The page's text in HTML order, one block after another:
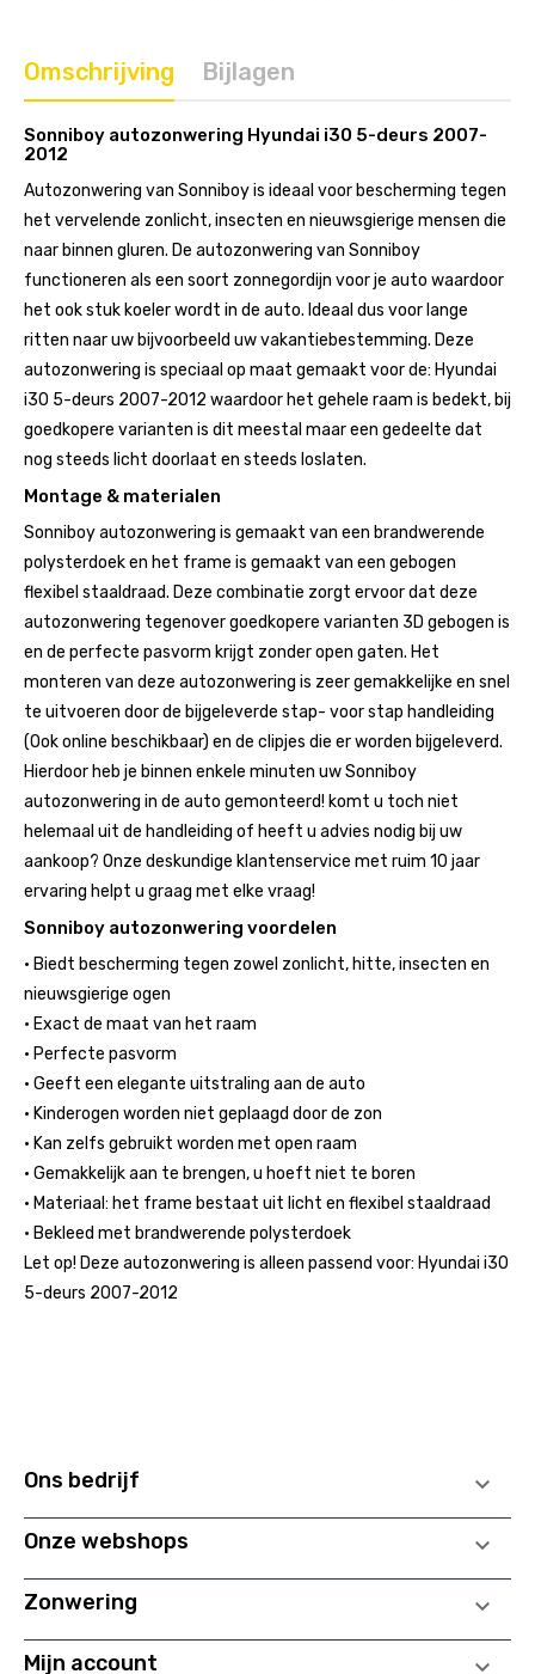
Omschrijving Bijlagen
Sonniboy autozonwering Hyundai i30 5-deurs 2007-
2012
Autozonwering van Sonniboy is ideaal voor bescherming tegen
het vervelende zonlicht, insecten en nieuwsgierige mensen die
naar binnen gluren. De autozonwering van Sonniboy
functioneren als een soort zonnegordijn voor je auto waardoor
het ook stuk koeler wordt in de auto. Ideaal dus voor lange
ritten naar uw bijvoorbeeld uw vakantiebestemming. Deze
autozonwering is speciaal op maat gemaakt voor de: Hyundai
i30 5-deurs 2007-2012 waardoor het gehele raam is bedekt, bij
goedkopere varianten is dit meestal maar een gedeelte dat
nog steeds licht doorlaat en steeds loslaten.
Montage & materialen
Sonniboy autozonwering is gemaakt van een brandwerende
polysterdoek en het frame is gemaakt van een gebogen
flexibel staaldraad. Deze combinatie zorgt ervoor dat deze
autozonwering tegenover goedkopere varianten 3D gebogen is
en de perfecte pasvorm krijgt zonder open gaten. Het
monteren van deze autozonwering is zeer gemakkelijke en snel
te uitvoeren door de bijgeleverde stap- voor stap handleiding
(Ook online beschikbaar) en de clipjes die er worden bijgeleverd.
Hierdoor heb je binnen enkele minuten uw Sonniboy
autozonwering in de auto gemonteerd! komt u toch niet
helemaal uit de handleiding of heeft u advies nodig bij uw
aankoop? Onze deskundige klantenservice met ruim 10 jaar
ervaring helpt u graag met elke vraag!
Sonniboy autozonwering voordelen
• Biedt bescherming tegen zowel zonlicht, hitte, insecten en
nieuwsgierige ogen
• Exact de maat van het raam
• Perfecte pasvorm
• Geeft een elegante uitstraling aan de auto
• Kinderogen worden niet geplaagd door de zon
• Kan zelfs gebruikt worden met open raam
• Gemakkelijk aan te brengen, u hoeft niet te boren
• Materiaal: het frame bestaat uit licht en flexibel staaldraad
• Bekleed met brandwerende polysterdoek
Let op! Deze autozonwering is alleen passend voor: Hyundai i30
5-deurs 2007-2012
Ons bedrijf 
Onze webshops 
Zonwering 
Mijn account 